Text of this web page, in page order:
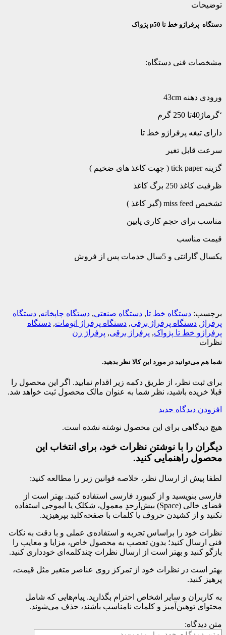
توضیحات
دستگاه پرفراژو خط تا p50 پژواک
مشخصات فنی دستگاه:
ورودی دهنه 43cm
‘گرماژ40تا 250 گرم
دارای تیغه پرفراژو خط تا
سرعت قابل تغیر
گزینه tick paper ( جهت کاغذ های ضخیم )
ظرفیت کاغذ 250 برگ کاغذ
تشخیص miss feed (گیر کاغذ )
مناسب برای حجم کاری پایین
قیمت مناسب
یکسال گارانتی و 5سال خدمات پس از فروش
برچسب: دستگاه خط تا, دستگاه صنعتی, دستگاه چاپخانه, دستگاه
پرفراژ , دستگاه پرفراژ برقی, دستگاه پرفراژ اتومات, دستگاه
پرفراژو خط تا پژواک, پرفراژ برقی, پرفراژ زن
نظرات
شما هم می‌توانید در مورد این کالا نظر بدهید.
برای ثبت نظر، از طریق دکمه زیر اقدام نمایید. اگر این محصول را
قبلا خریده باشید، نظر شما به عنوان مالک محصول ثبت خواهد شد.
افزودن دیدگاه جدید
هیچ دیدگاهی برای این محصول نوشته نشده است.
دیگران را با نوشتن نظرات خود، برای انتخاب این
محصول راهنمایی کنید.
لطفا پیش از ارسال نظر، خلاصه قوانین زیر را مطالعه کنید:
فارسی بنویسید و از کیبورد فارسی استفاده کنید. بهتر است از
فضای خالی (Space) بیش‌از‌حدِ معمول، شکلک یا ایموجی استفاده
نکنید و از کشیدن حروف یا کلمات با صفحه‌کلید بپرهیزید.
نظرات خود را براساس تجربه و استفاده‌ی عملی و با دقت به نکات
فنی ارسال کنید؛ بدون تعصب به محصول خاص، مزایا و معایب را
بازگو کنید و بهتر است از ارسال نظرات چندکلمه‌‌ای خودداری کنید.
بهتر است در نظرات خود از تمرکز روی عناصر متغیر مثل قیمت،
پرهیز کنید.
به کاربران و سایر اشخاص احترام بگذارید. پیام‌هایی که شامل
محتوای توهین‌آمیز و کلمات نامناسب باشند، حذف می‌شوند.
متن دیدگاه: